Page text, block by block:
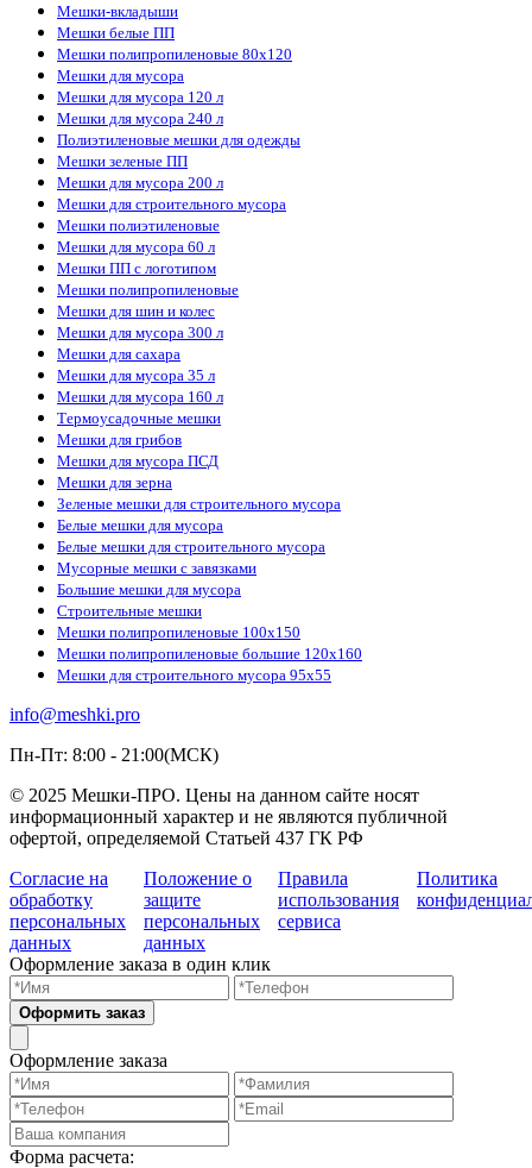
Мешки-вкладыши
Мешки белые ПП
Мешки полипропиленовые 80х120
Мешки для мусора
Мешки для мусора 120 л
Мешки для мусора 240 л
Полиэтиленовые мешки для одежды
Мешки зеленые ПП
Мешки для мусора 200 л
Мешки для строительного мусора
Мешки полиэтиленовые
Мешки для мусора 60 л
Мешки ПП с логотипом
Мешки полипропиленовые
Мешки для шин и колес
Мешки для мусора 300 л
Мешки для сахара
Мешки для мусора 35 л
Мешки для мусора 160 л
Термоусадочные мешки
Мешки для грибов
Мешки для мусора ПСД
Мешки для зерна
Зеленые мешки для строительного мусора
Белые мешки для мусора
Белые мешки для строительного мусора
Мусорные мешки с завязками
Большие мешки для мусора
Строительные мешки
Мешки полипропиленовые 100х150
Мешки полипропиленовые большие 120х160
Мешки для строительного мусора 95х55
info@meshki.pro
Пн-Пт: 8:00 - 21:00(МСК)
© 2025 Мешки-ПРО. Цены на данном сайте носят
информационный характер и не являются публичной
офертой, определяемой Статьей 437 ГК РФ
Согласие на
обработку
персональных
данных
Положение о
защите
персональных
данных
Правила
использования
сервиса
Политика
Оформление заказа в один клик
Оформить заказ
Оформление заказа
Форма расчета: